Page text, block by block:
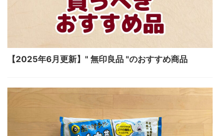
【2025年6月更新】" 無印良品 "のおすすめ商品